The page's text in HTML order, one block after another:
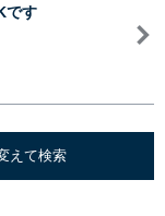
です
えて検索